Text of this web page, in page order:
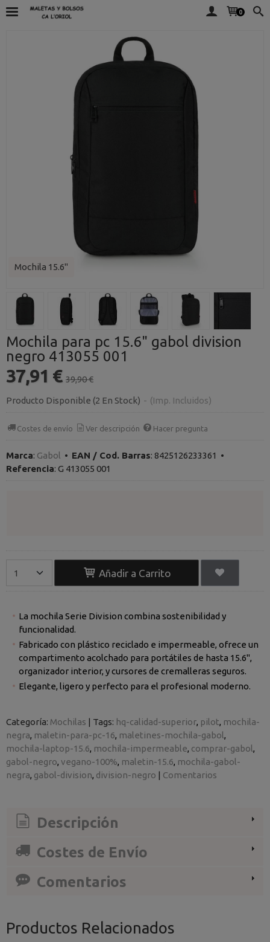
0
Mochila 15.6"
Mochila para pc 15.6" gabol division
negro 413055 001
37,91 € 39,90 €
Producto Disponible (2 En Stock) - (Imp. Incluidos)
Costes de envío Ver descripción Hacer pregunta
Marca: Gabol • EAN / Cod. Barras: 8425126233361 •
Referencia: G 413055 001
Añadir a Carrito
La mochila Serie Division combina sostenibilidad y
funcionalidad.
Fabricado con plástico reciclado e impermeable, ofrece un
compartimento acolchado para portátiles de hasta 15.6",
organizador interior, y cursores de cremalleras seguros.
Elegante, ligero y perfecto para el profesional moderno.
Categoría: Mochilas | Tags: hq-calidad-superior pilot mochila-
negra maletin-para-pc-16 maletines-mochila-gabol
mochila-laptop-15.6 mochila-impermeable comprar-gabol
gabol-negro vegano-100% maletin-15.6 mochila-gabol-
negra gabol-division division-negro | Comentarios
Descripción
Costes de Envío
Comentarios
Productos Relacionados